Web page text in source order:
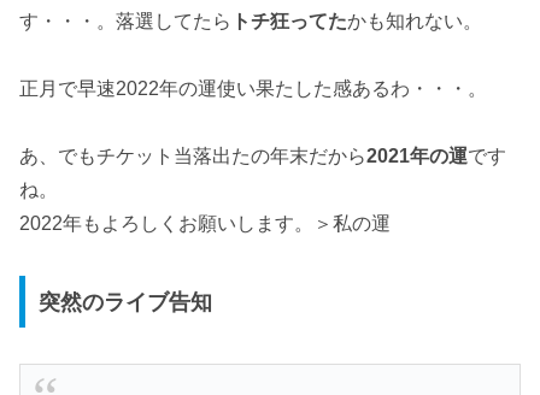
す・・・。落選してたら トチ狂ってたかも知れない。
正月で早速2022年の運使い果たした感あるわ・・・。
あ、でもチケット当落出たの年末だから2021年の運です
ね。
2022年もよろしくお願いします。＞私の運
突然のライブ告知